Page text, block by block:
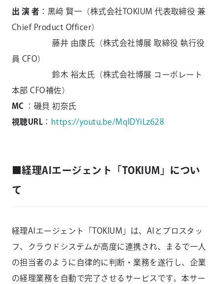
出 演 者 ：黒﨑 賢一（株式会社TOKIUM 代表取締役 兼
Chief Product Officer）
藤井 由康氏（株式会社博展 取締役 執行役
員 CFO）
鈴木 裕太氏（株式会社博展 コーポレート
本部 CFO補佐）
MC
：磯貝 初奈氏
視聴URL
： https://youtu.be/MqIDYiLz628
■経理AIエージェント「TOKIUM」につい
て
経理AIエージェント「TOKIUM」は、AIとプロスタッ
フ、クラウドシステムが高度に連携され、まるで一人
の担当者のように自律的に判断・業務を遂行し、企業
の経理業務を自動で完了させるサービスです。本サー